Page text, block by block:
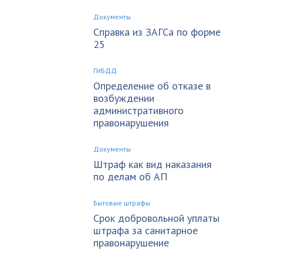
Документы
Справка из ЗАГСа по форме
25
ГИБДД
Определение об отказе в
возбуждении
административного
правонарушения
Документы
Штраф как вид наказания
по делам об АП
Бытовые штрафы
Срок добровольной уплаты
штрафа за санитарное
правонарушение